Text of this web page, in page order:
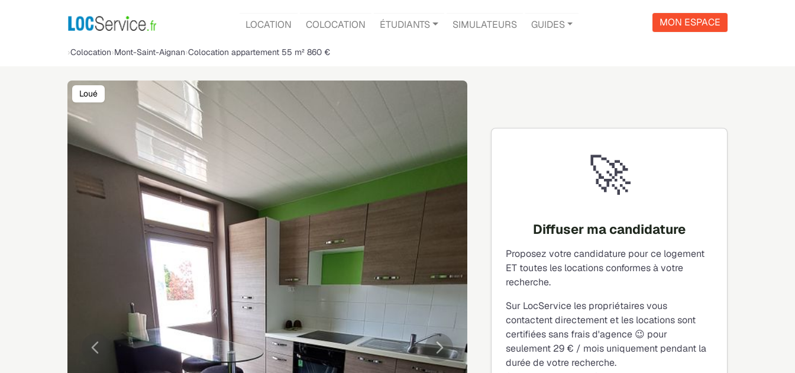
LOCATION COLOCATION ÉTUDIANTS SIMULATEURS GUIDES MON ESPACE
Colocation Mont-Saint-Aignan Colocation appartement 55 m² 860 €
Précédente Suivante
Loué
🚀
Diffuser ma candidature
Proposez votre candidature pour ce logement
ET toutes les locations conformes à votre
recherche.
Sur LocService les propriétaires vous
contactent directement et les locations sont
certifiées sans frais d'agence 😉 pour
seulement 29 € / mois uniquement pendant la
durée de votre recherche.